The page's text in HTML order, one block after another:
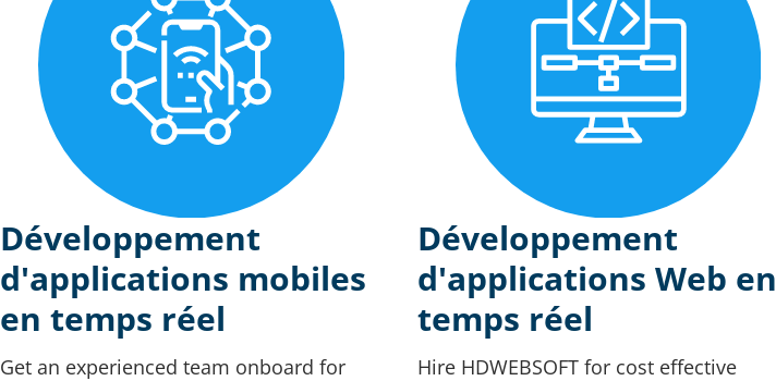
Développement
d'applications mobiles
en temps réel
Get an experienced team onboard for
Développement
d'applications Web en
temps réel
Hire HDWEBSOFT for cost effective